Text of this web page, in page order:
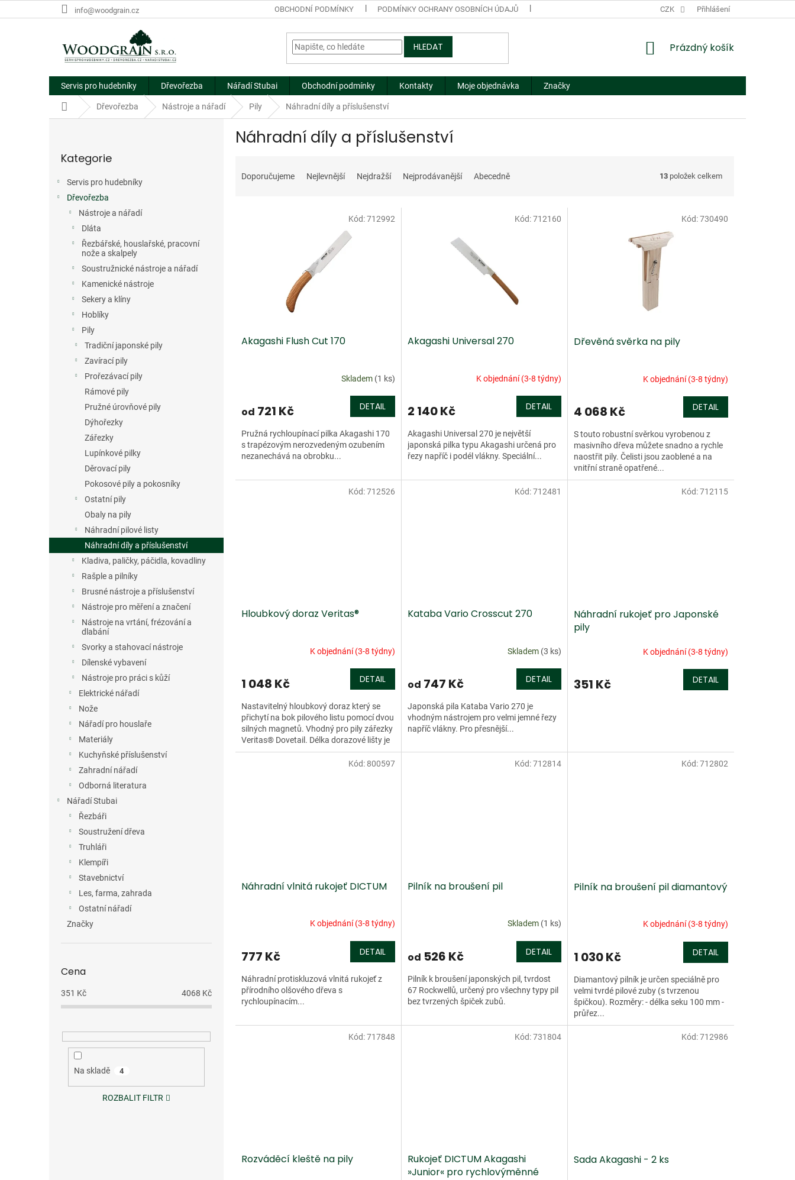
na
info@woodgrain.cz OBCHODNÍ PODMÍNKY PODMÍNKY OCHRANY OSOBNÍCH ÚDAJŮ NÁHRADNÍ PLNĚNÍ
CZK Přihlášení
HLEDAT
NÁKUPNÍ
Prázdný košík
Servis pro hudebníky Dřevořezba Nářadí Stubai Obchodní podmínky Kontakty Moje objednávka Značky
Domů Dřevořezba Nástroje a nářadí Pily Náhradní díly a příslušenství
kategorie
Kategorie
Servis pro hudebníky
Dřevořezba
Nástroje a nářadí
Dláta
Řezbářské, houslařské, pracovní
nože a skalpely
Soustružnické nástroje a nářadí
Kamenické nástroje
Sekery a klíny
Hoblíky
Pily
Tradiční japonské pily
Zavírací pily
Prořezávací pily
Rámové pily
Pružné úrovňové pily
Dýhořezky
Zářezky
Lupínkové pilky
Děrovací pily
Pokosové pily a pokosníky
Ostatní pily
Obaly na pily
Náhradní pilové listy
Náhradní díly a příslušenství
Kladiva, paličky, páčidla, kovadliny
Rašple a pilníky
Brusné nástroje a příslušenství
Nástroje pro měření a značení
Nástroje na vrtání, frézování a
dlabání
Svorky a stahovací nástroje
Dílenské vybavení
Nástroje pro práci s kůží
Elektrické nářadí
Nože
Nářadí pro houslaře
Materiály
Kuchyňské příslušenství
Zahradní nářadí
Odborná literatura
Nářadí Stubai
Řezbáři
Soustružení dřeva
Truhláři
Klempíři
Stavebnictví
Les, farma, zahrada
Ostatní nářadí
Značky
Cena
351 Kč 4068 Kč
Na skladě 4
ROZBALIT FILTR
Náhradní díly a příslušenství
aDoporučujeme Nejlevnější Nejdražší Nejprodávanější Abecedně 13 položek celkem
Akagashi Flush Cut 170
Skladem (1 ks)
od 721 Kč DETAIL
Pružná rychloupínací pilka Akagashi 170
s trapézovým nerozvedeným ozubením
nezanechává na obrobku...
Kód:712992
Akagashi Universal 270
K objednání (3-8 týdny)
2 140 Kč DETAIL
Akagashi Universal 270 je největší
japonská pilka typu Akagashi určená pro
řezy napříč i podél vlákny. Speciální...
Kód:712160
Dřevěná svěrka na pily
K objednání (3-8 týdny)
4 068 Kč DETAIL
S touto robustní svěrkou vyrobenou z
masivního dřeva můžete snadno a rychle
naostřit pily. Čelisti jsou zaoblené a na
vnitřní straně opatřené...
Kód:730490
Hloubkový doraz Veritas®
K objednání (3-8 týdny)
1 048 Kč DETAIL
Nastavitelný hloubkový doraz který se
přichytí na bok pilového listu pomocí dvou
silných magnetů. Vhodný pro pily zářezky
Veritas® Dovetail. Délka dorazové lišty je
228 mm....
Kód:712526
Kataba Vario Crosscut 270
Skladem (3 ks)
od 747 Kč DETAIL
Japonská pila Kataba Vario 270 je
vhodným nástrojem pro velmi jemné řezy
napříč vlákny. Pro přesnější...
Kód:712481
Náhradní rukojeť pro Japonské
pily
K objednání (3-8 týdny)
351 Kč DETAIL
Kód:712115
Náhradní vlnitá rukojeť DICTUM
K objednání (3-8 týdny)
777 Kč DETAIL
Náhradní protiskluzová vlnitá rukojeť z
přírodního olšového dřeva s
rychloupínacím...
Kód: 800597
Pilník na broušení pil
Skladem (1 ks)
od 526 Kč DETAIL
Pilník k broušení japonských pil, tvrdost
67 Rockwellů, určený pro všechny typy pil
bez tvrzených špiček zubů.
Kód:712814
Pilník na broušení pil diamantový
K objednání (3-8 týdny)
1 030 Kč DETAIL
Diamantový pilník je určen speciálně pro
velmi tvrdé pilové zuby (s tvrzenou
špičkou). Rozměry: - délka seku 100 mm -
průřez...
Kód:712802
Rozváděcí kleště na pily
Kód:717848
Rukojeť DICTUM Akagashi
»Junior« pro rychlovýměnné
Kód:731804
Sada Akagashi - 2 ks
Kód:712986